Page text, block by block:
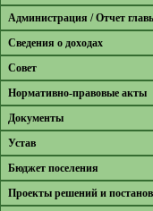
Администрация / Отчет
Сведения о доходах
Совет
Нормативно-правовые акты
Документы
Устав
Бюджет поселения
Проекты решений и